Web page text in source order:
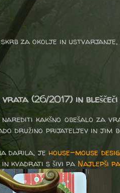
- skrb za okolje in
(26/2017) in
kakšno obešalo za
družino prijateljev in jim
darila, je house-mouse
kvadrati s šivi pa Najlepši